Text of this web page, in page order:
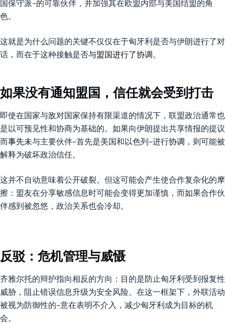
国保守派–的可靠伙伴，并加强其在欧盟内部与美国结盟的角
色。
这就是为什么问题的关键不仅仅在于匈牙利是否与伊朗进行了对
话，而在于这种接触是否与盟国进行了协调。
如果没有通知盟国，信任就会受到打击
即使在国家与敌对国家保持有限渠道的情况下，联盟政治通常也
是以可预见性和协商为基础的。如果向伊朗提出共享情报的提议
而事先未与主要伙伴–首先是美国和以色列–进行协调 ，则可能被
解释为破坏政治信任。
这并不自动意味着公开破裂。但这可能会产生使合作复杂化的摩
擦：盟友在分享敏感信息时可能会变得更加谨慎，而如果合作伙
伴感到被忽悠，政治关系也会冷却。
反驳：危机管理与威慑
齐雅尔托的辩护指向相反的方向：目的是防止匈牙利受到报复性
威胁，阻止错误信息升级为安全风险。在这一框架下，外联活动
被视为防御性的–意在表明不介入，减少匈牙利成为目标的机
会。